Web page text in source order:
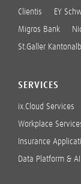
Clientis EY
Migros Bank
St.Galler
SERVICES
ix.Cloud Services
Workplace
Insurance
Data Platform &